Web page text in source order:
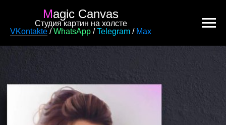
Magic Canvas
Студия картин на холсте
VKontakte /WhatsApp / Telegram / Max